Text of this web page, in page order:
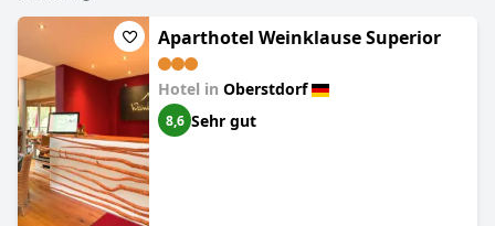
Aparthotel Weinklause Superior
Hotel in Oberstdorf
8,6 Sehr gut